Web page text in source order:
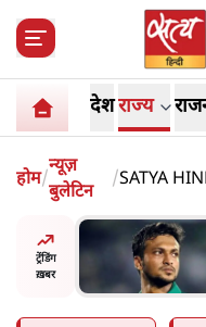
देशराज्य
होम/
न्यूज़
बुलेटिन
/SATYA
ट्रेंडिंग
ख़बर
अल
से हमला